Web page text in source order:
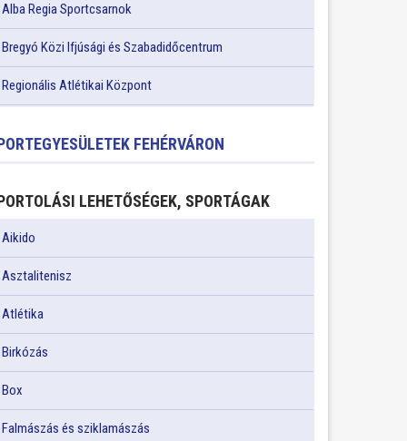
Alba Regia Sportcsarnok
Bregyó Közi Ifjúsági és Szabadidőcentrum
Regionális Atlétikai Központ
FEHÉRVÁRON
LEHETŐSÉGEK, SPORTÁGAK
Aikido
Asztalitenisz
Atlétika
Birkózás
Box
Falmászás és sziklamászás